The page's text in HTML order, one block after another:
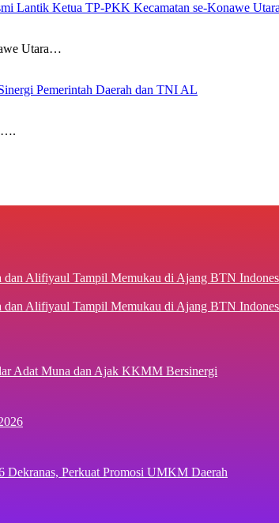
Lantik Ketua TP-PKK Kecamatan se-Konawe Utara
Utara…
Pemerintah Daerah dan TNI AL
Alifiyaul Tampil Memukau di Ajang BTN
Adat Muna dan Ajak KKMM Bersinergi
Dekranas, Perkuat Promosi UMKM Daerah